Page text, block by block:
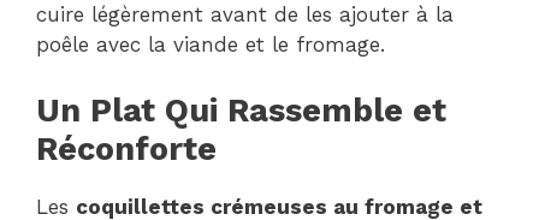
cuire légèrement avant de les ajouter à la
poêle avec la viande et le fromage.
Un Plat Qui Rassemble et
Réconforte
Les coquillettes crémeuses au fromage et